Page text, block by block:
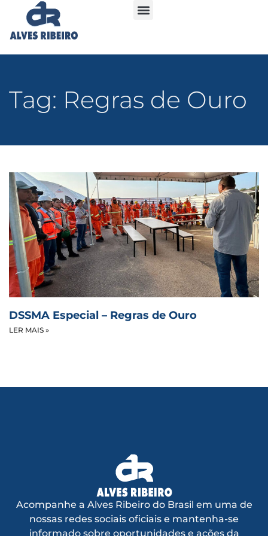
Tag: Regras de Ouro
DSSMA Especial – Regras de Ouro
LER MAIS »
Acompanhe a Alves Ribeiro do Brasil em uma de
nossas redes sociais oficiais e mantenha-se
informado sobre oportunidades e ações da